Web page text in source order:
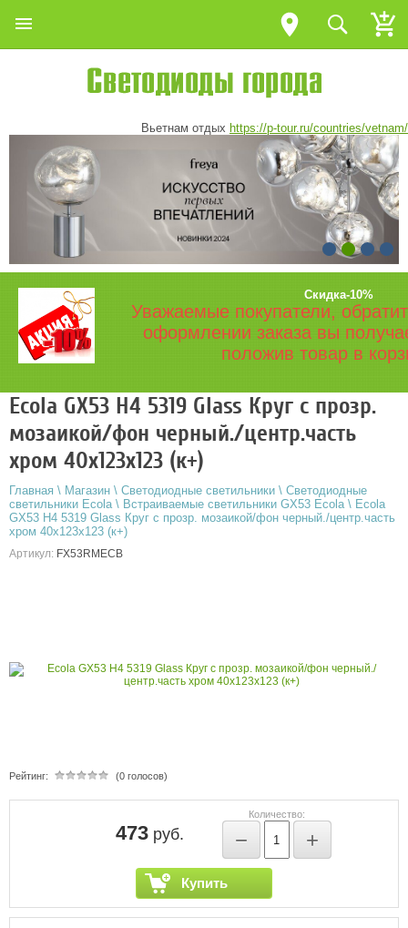
Вьетнам отдых https://p-tour.ru/countries/vetnam/
Скидка-10%
Уважаемые покупатели,
оформлении заказа вы
положив товар в
Ecola GX53 H4 5319 Glass Круг с прозр.
мозаикой/фон черный./центр.часть
хром 40x123x123 (к+)
Главная \ Магазин \ Светодиодные светильники \ Светодиодные
светильники Ecola\ Встраиваемые светильники GX53 Ecola\ Ecola
GX53 H4 5319 Glass Круг с прозр. мозаикой/фон черный./центр.часть
хром 40x123x123 (к+)
Артикул: FX53RMECB
Рейтинг: (0 голосов)
473руб.
Количество:
− +
Купить